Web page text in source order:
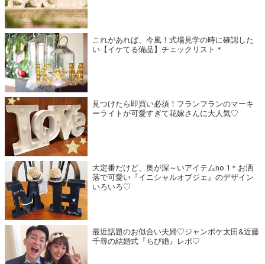
これがあれば、今風！式場見学の時に確認した
い【イケてる備品】チェックリスト＊
見つけたら即買い必須！フランフランのマーキ
ーライトが可愛すぎて花嫁さんに大人気♡
大定番だけど、奥が深～いアイテムno.1＊お洒
落で可愛い『イニシャルオブジェ』のデザイン
いろいろ♡
最近話題のお似合い夫婦♡ジャンポケ太田&近藤
千尋の結婚式『ちぴ婚』レポ♡